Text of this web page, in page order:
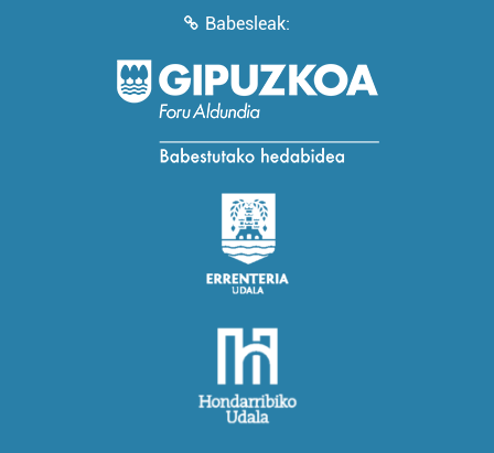
Babesleak: